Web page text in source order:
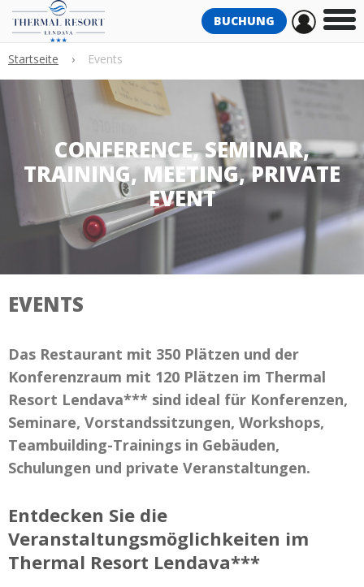
BUCHUNG
Startseite › Events
CONFERENCE, SEMINAR,
TRAINING, MEETING, PRIVATE
EVENT
EVENTS
Das Restaurant mit 350 Plätzen und der
Konferenzraum mit 120 Plätzen im Thermal
Resort Lendava*** sind ideal für Konferenzen,
Seminare, Vorstandssitzungen, Workshops,
Teambuilding-Trainings in Gebäuden,
Schulungen und private Veranstaltungen.
Entdecken Sie die
Veranstaltungsmöglichkeiten im
Thermal Resort Lendava***